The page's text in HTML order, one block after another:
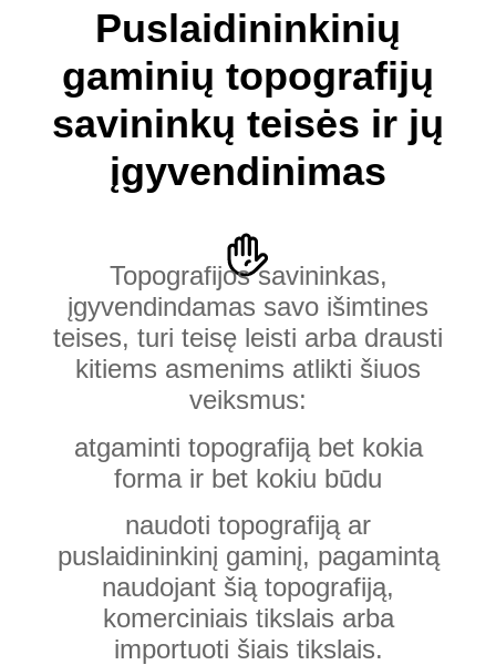
Puslaidininkinių
gaminių topografijų
savininkų teisės ir jų
įgyvendinimas
Topografijos savininkas,
įgyvendindamas savo išimtines
teises, turi teisę leisti arba drausti
kitiems asmenims atlikti šiuos
veiksmus:
atgaminti topografiją bet kokia
forma ir bet kokiu būdu
naudoti topografiją ar
puslaidininkinį gaminį, pagamintą
naudojant šią topografiją,
komerciniais tikslais arba
importuoti šiais tikslais.